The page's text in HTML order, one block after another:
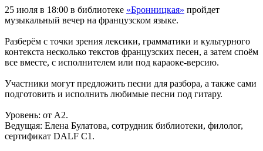
25 июля в 18:00 в библиотеке «Бронницкая» пройдет
музыкальный вечер на французском языке.
Разберём с точки зрения лексики, грамматики и культурного
контекста несколько текстов французских песен, а затем споём
все вместе, с исполнителем или под караоке-версию.
Участники могут предложить песни для разбора, а также сами
подготовить и исполнить любимые песни под гитару.
Уровень: от А2.
Ведущая: Елена Булатова, сотрудник библиотеки, филолог,
сертификат DALF C1.